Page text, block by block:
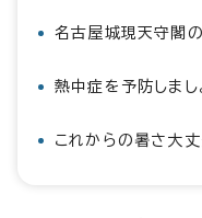
名古屋城現天守閣
熱中症を予防しまし
これからの暑さ大